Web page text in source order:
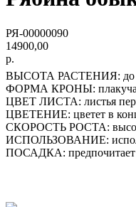
РЯ-00000090
14900,00
р.
ВЫСОТА РАСТЕНИЯ: до
ФОРМА КРОНЫ:
ЦВЕТ ЛИСТА: листья
ЦВЕТЕНИЕ: цветет в
СКОРОСТЬ РОСТА:
ИСПОЛЬЗОВАНИЕ:
ПОСАДКА: предпочитает